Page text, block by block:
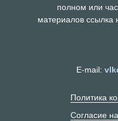
Политика
Согласие
полном или
материалов ссылка
E-mail: